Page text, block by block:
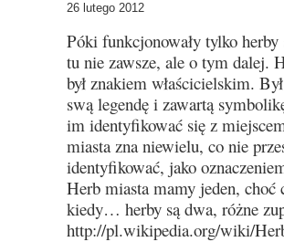
26 lutego 2012
Póki funkcjonowały tylko
tu nie zawsze, ale o tym dalej.
był znakiem właścicielskim.
swą legendę i zawartą
im identyfikować się z
miasta zna niewielu, co nie
identyfikować, jako
Herb miasta mamy jeden, choć
kiedy… herby są dwa, różne
http://pl.wikipedia.org/wiki/